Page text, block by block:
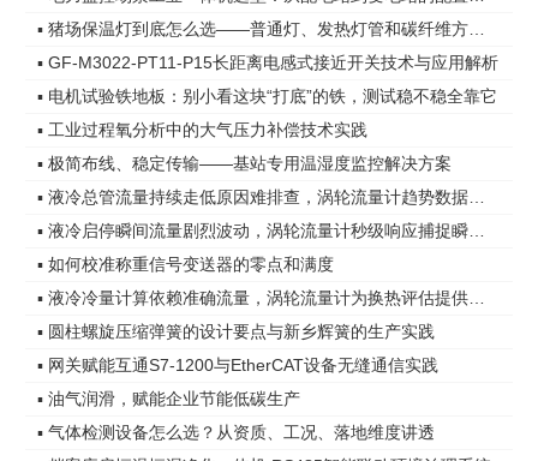
▪ GF-M3022-PT11-P15长距离电感式接近开关技术与应用解析
▪ 电机试验铁地板：别小看这块“打底”的铁，测试稳不稳全靠它
▪ 工业过程氧分析中的大气压力补偿技术实践
▪ 极简布线、稳定传输——基站专用温湿度监控解决方案
▪ 如何校准称重信号变送器的零点和满度
▪ 圆柱螺旋压缩弹簧的设计要点与新乡辉簧的生产实践
▪ 网关赋能互通S7-1200与EtherCAT设备无缝通信实践
▪ 油气润滑，赋能企业节能低碳生产
▪ 气体检测设备怎么选？从资质、工况、落地维度讲透